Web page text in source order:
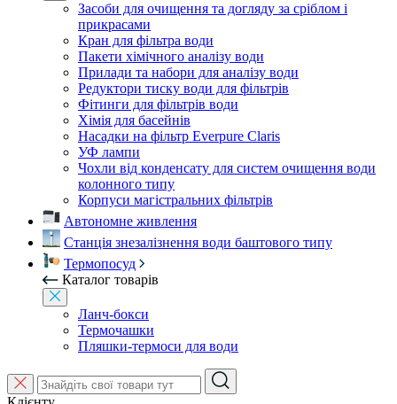
Засоби для очищення та догляду за сріблом і
прикрасами
Кран для фільтра води
Пакети хімічного аналізу води
Прилади та набори для аналізу води
Редуктори тиску води для фільтрів
Фітинги для фільтрів води
Хімія для басейнів
Насадки на фільтр Everpure Claris
УФ лампи
Чохли від конденсату для систем очищення води
колонного типу
Корпуси магістральних фільтрів
Автономне живлення
Станція знезалізнення води баштового типу
Термопосуд
Каталог товарів
Ланч-бокси
Термочашки
Пляшки-термоси для води